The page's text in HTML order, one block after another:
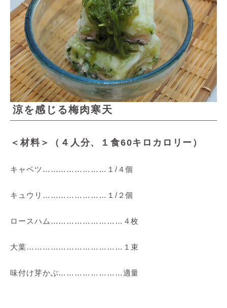
涼を感じる梅肉寒天
＜材料＞（４人分、１食60キロカロリー）
キャベツ……………………１/４個
キュウリ……………………１/２個
ロースハム………………………４枚
大葉………………………………１束
味付け芽かぶ……………………適量